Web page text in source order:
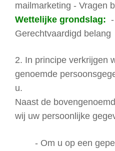
mailmarketing - Vragen
Wettelijke grondslag:
Gerechtvaardigd belang
2. In principe verkrijgen
genoemde
u.
Naast de
wij uw persoonlijke
- Om u op een